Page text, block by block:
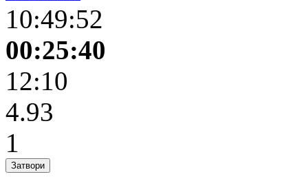
10:49:52
00:25:40
12:10
4.93
1
Затвори